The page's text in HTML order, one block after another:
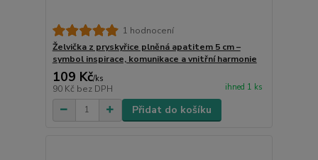
1 hodnocení
Želvička z pryskyřice plněná apatitem 5 cm –
symbol inspirace, komunikace a vnitřní harmonie
109 Kč/ks
90 Kč bez DPH ihned 1 ks
Přidat do košíku